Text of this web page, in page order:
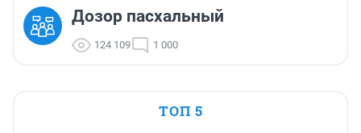
Дозор пасхальный
124 109 1 000
ТОП 5